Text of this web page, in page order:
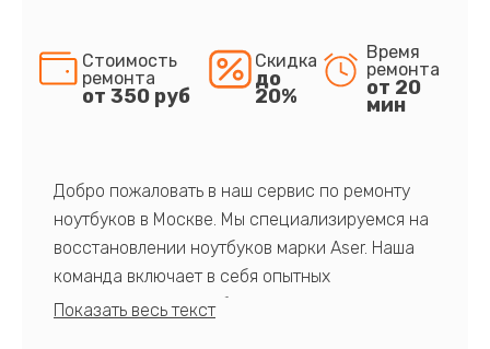
Стоимость
ремонта
от 350 руб
Скидка
до
20%
Время
ремонта
от 20
мин
Добро пожаловать в наш сервис по ремонту
ноутбуков в Москве. Мы специализируемся на
восстановлении ноутбуков марки Aser. Наша
команда включает в себя опытных
профессионалов с обширными знаниями и